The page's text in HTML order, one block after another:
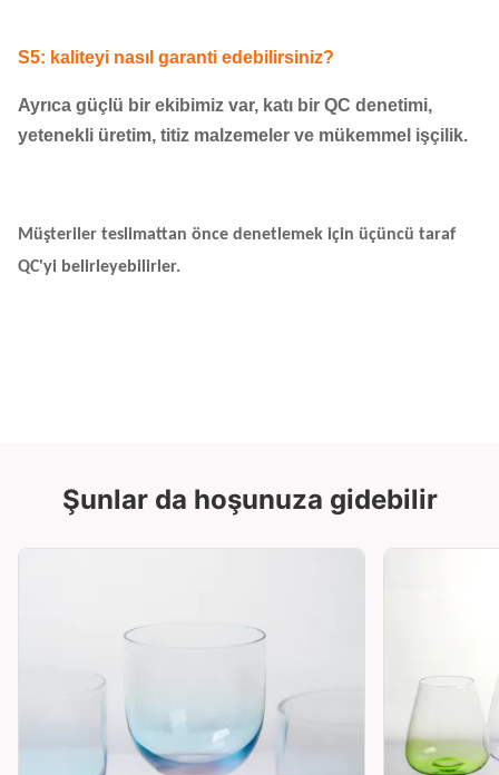
S5: kaliteyi nasıl garanti edebilirsiniz?
Ayrıca güçlü bir ekibimiz var, katı bir QC denetimi,
yetenekli üretim, titiz malzemeler ve mükemmel işçilik.
Müşteriler teslimattan önce denetlemek için üçüncü taraf
QC'yi belirleyebilirler.
Şunlar da hoşunuza gidebilir